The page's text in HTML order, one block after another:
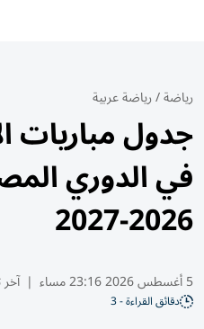
رياضة/رياضة عربية
جدول مباريات
في الدوري
2026-2027
5 أغسطس 2026 23:16 مساء |
دقائق القراءة - 3